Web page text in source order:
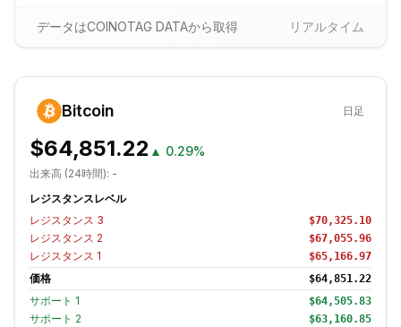
データはCOINOTAG DATAから取得 リアルタイム
Bitcoin 日足
$64,851.22 ▲ 0.29%
出来高 (24時間): -
レジスタンスレベル
レジスタンス 3 $70,325.10
レジスタンス 2 $67,055.96
レジスタンス 1 $65,166.97
価格 $64,851.22
サポート 1 $64,505.83
サポート 2 $63,160.85